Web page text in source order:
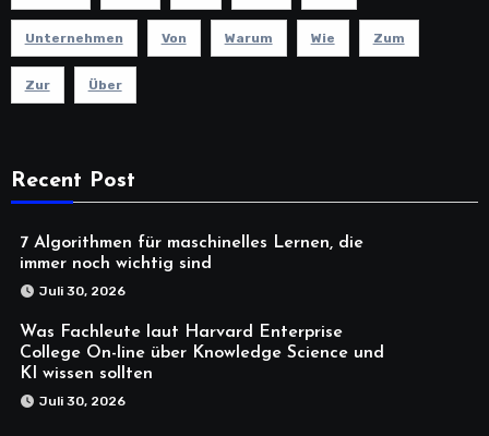
Unternehmen Von Warum Wie Zum
Zur Über
Recent Post
7 Algorithmen für maschinelles Lernen, die
immer noch wichtig sind
Juli 30, 2026
Was Fachleute laut Harvard Enterprise
College On-line über Knowledge Science und
KI wissen sollten
Juli 30, 2026